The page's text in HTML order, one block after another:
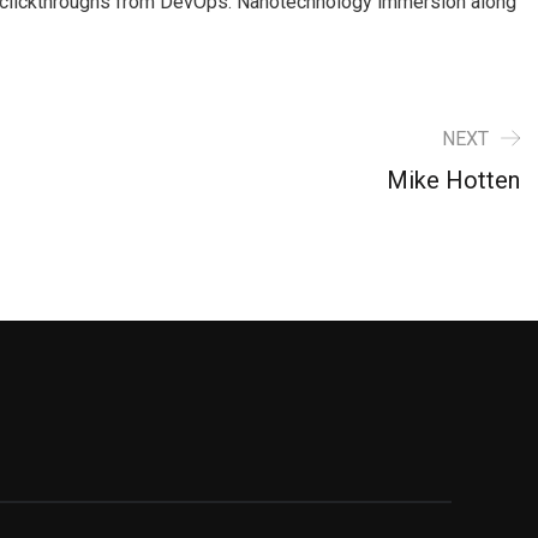
NEXT
Mike Hotten